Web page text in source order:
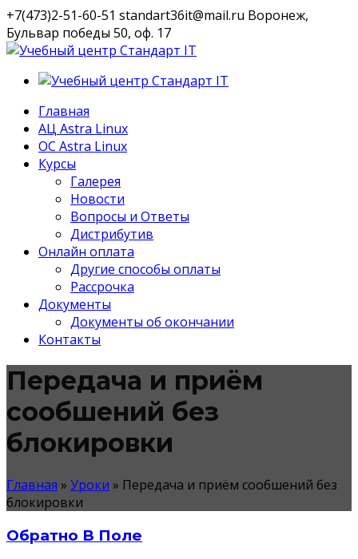
+7(473)2-51-60-51 standart36it@mail.ru Воронеж,
Бульвар победы 50, оф. 17
VK
Главная
АЦ Astra Linux
OC Astra Linux
Курсы
Галерея
Новости
Вопросы и Ответы
Дистрибутив
Онлайн оплата
Другие способы оплаты
Рассрочка
Документы
Документы об окончании
Контакты
Передача и приём
сообшений без
блокировки
Главная » Уроки » Передача и приём сообшений без
блокировки
Обратно В Поле